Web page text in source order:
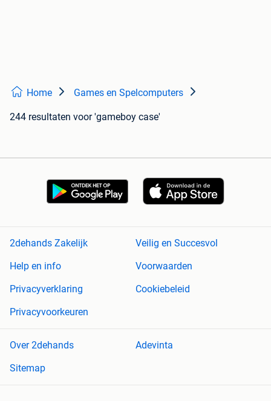
Home Games en Spelcomputers
244 resultaten voor 'gameboy case'
2dehands Zakelijk
Veilig en Succesvol
Help en info
Voorwaarden
Privacyverklaring
Cookiebeleid
Privacyvoorkeuren
Over 2dehands
Adevinta
Sitemap